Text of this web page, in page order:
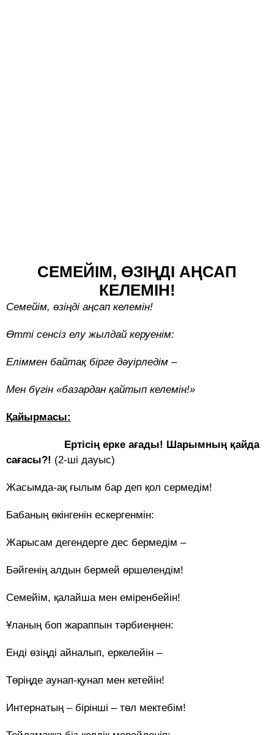
СЕМЕЙІМ, ӨЗІҢДІ АҢСАП
КЕЛЕМІН!
Семейім, өзіңді аңсап келемін!
Өтті сенсіз елу жылдай керуенім:
Еліммен байтақ бірге дәуірледім –
Мен бүгін «базардан қайтып келемін!»
Қайырмасы:
Ертісің ерке ағады! Шарымның қайда
сағасы?! (2-ші дауыс)
Жасымда-ақ ғылым бар деп қол сермедім!
Бабаның өкінгенін ескергенмін:
Жарысам дегендерге дес бермедім –
Бәйгенің алдын бермей өршелендім!
Семейім, қалайша мен еміренбейін!
Ұланың боп жараппын тәрбиеңнен:
Енді өзіңді айналып, еркелейін –
Төріңде аунап-қунап мен кетейін!
Интернатың – бірінші – төл мектебім!